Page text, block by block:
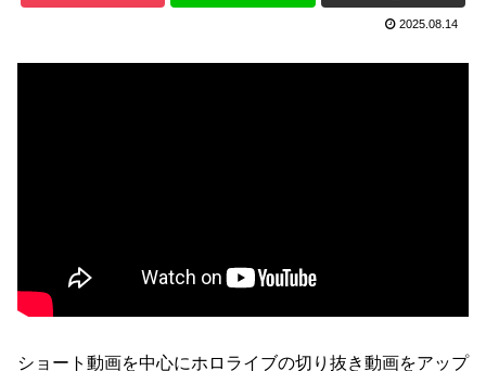
2025.08.14
ショート動画を中心にホロライブの切り抜き動画をアップ